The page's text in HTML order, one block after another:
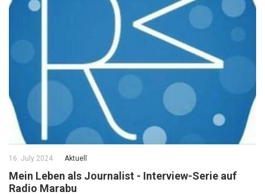
16. July 2024 Aktuell
Mein Leben als Journalist - Interview-Serie auf
Radio Marabu